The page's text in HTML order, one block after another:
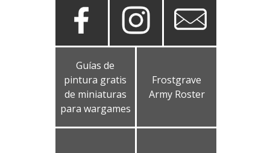
Guías de
pintura gratis
de miniaturas
para wargames
Frostgrave
Army Roster